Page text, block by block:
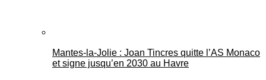
Mantes-la-Jolie : Joan Tincres quitte l’AS Monaco
et signe jusqu’en 2030 au Havre